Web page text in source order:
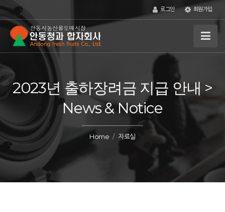
로그인 회원가입
2023년 출하장려금 지급 안내 >
News & Notice
Home 자료실